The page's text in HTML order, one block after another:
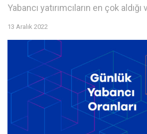
Yabancı yatırımcıların en çok
13 Aralık 2022